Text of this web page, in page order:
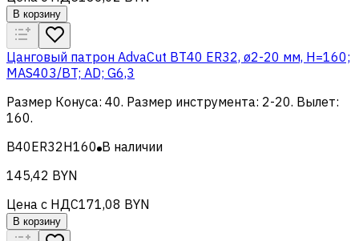
В корзину
Цанговый патрон AdvaCut BT40 ER32, ø2-20 мм, H=160;
MAS403/BT; AD; G6,3
Размер Конуса: 40. Размер инструмента: 2-20. Вылет:
160.
B40ER32H160 В наличии
145,42 BYN
Цена с НДС171,08 BYN
В корзину